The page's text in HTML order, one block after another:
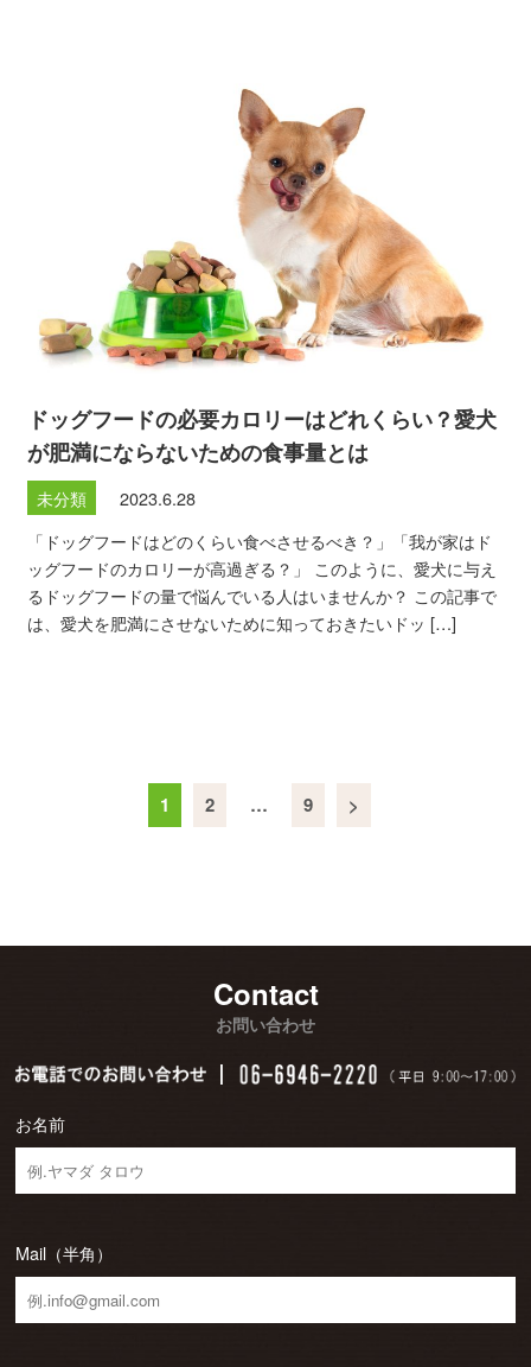
ドッグフードの必要カロリーはどれくらい？愛犬
が肥満にならないための食事量とは
未分類
2023.6.28
「ドッグフードはどのくらい食べさせるべき？」「我が家はド
ッグフードのカロリーが高過ぎる？」 このように、愛犬に与え
るドッグフードの量で悩んでいる人はいませんか？ この記事で
は、愛犬を肥満にさせないために知っておきたいドッ […]
1 2 … 9 >
Contact
お問い合わせ
お名前
Mail（半角）